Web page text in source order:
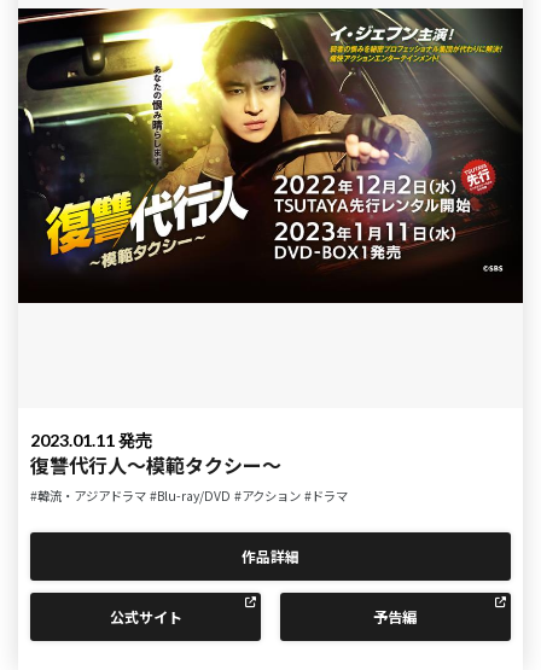
2023.01.11 発売
復讐代行人～模範タクシー～
#韓流・アジアドラマ #Blu-ray/DVD #アクション #ドラマ
作品詳細
公式サイト 予告編